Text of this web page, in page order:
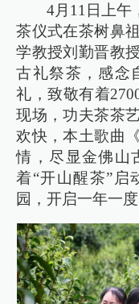
4月11日上午
茶仪式在茶树鼻
学教授刘勤晋教
古礼祭茶，感念
礼，致敬有着
现场，功夫茶茶
欢快，本土歌曲
情，尽显金佛山
着“开山醒茶”启
园，开启一年一